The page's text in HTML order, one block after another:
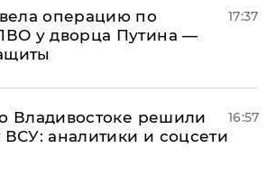
операцию по
у дворца Путина —
17:37
Владивостоке решили
ВСУ: аналитики и соцсети
16:57